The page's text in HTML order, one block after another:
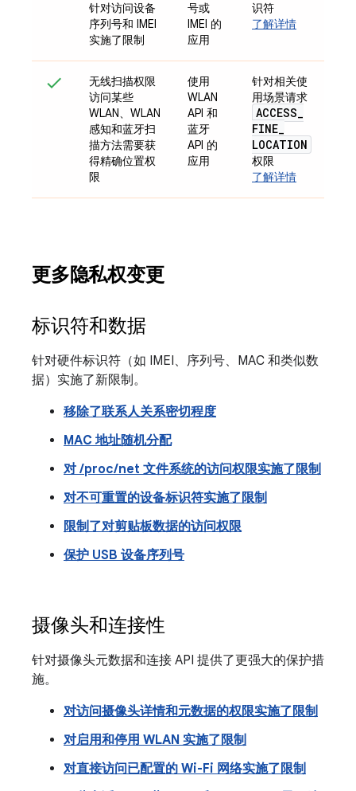
针对访问设备
序列号和 IMEI
实施了限制
号或
IMEI 的
应用
识符
了解详情
无线扫描权限
访问某些
WLAN、WLAN
感知和蓝牙扫
描方法需要获
得精确位置权
限
使用
WLAN
API 和
蓝牙
API 的
应用
针对相关使
用场景请求
ACCESS_
FINE_
LOCATION
权限
了解详情
更多隐私权变更
标识符和数据
针对硬件标识符（如 IMEI、序列号、MAC 和类似数
据）实施了新限制。
移除了联系人关系密切程度
MAC 地址随机分配
对 /proc/net 文件系统的访问权限实施了限制
对不可重置的设备标识符实施了限制
限制了对剪贴板数据的访问权限
保护 USB 设备序列号
摄像头和连接性
针对摄像头元数据和连接 API 提供了更强大的保护措
施。
对访问摄像头详情和元数据的权限实施了限制
对启用和停用 WLAN 实施了限制
对直接访问已配置的 Wi-Fi 网络实施了限制